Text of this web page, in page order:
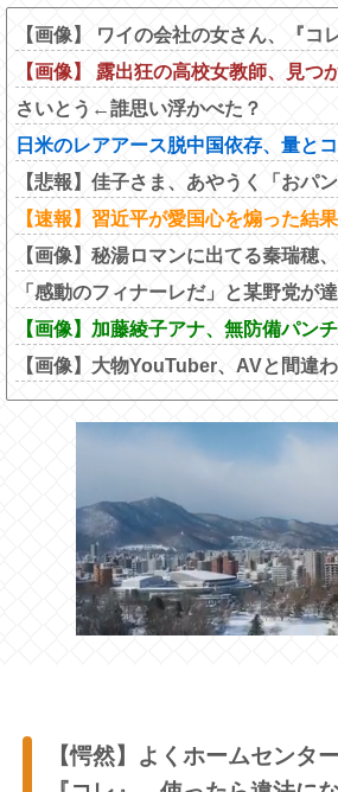
【画像】 ワイの会社の女さん、『コ
【画像】 露出狂の高校女教師、見つ
さいとう←誰思い浮かべた？
日米のレアアース脱中国依存、量と
【悲報】佳子さま、あやうく「おパ
【速報】習近平が愛国心を煽った結
【画像】秘湯ロマンに出てる秦瑞穂
「感動のフィナーレだ」と某野党が
【画像】加藤綾子アナ、無防備パン
【画像】大物YouTuber、AVと間違
【愕然】よくホームセンタ